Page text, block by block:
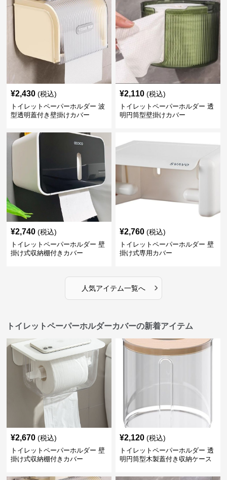
¥2,430 (税込)
トイレットペーパーホルダー 波
型透明蓋付き壁掛けカバー
¥2,110 (税込)
トイレットペーパーホルダー 透
明円筒型壁掛けカバー
¥2,740 (税込)
トイレットペーパーホルダー 壁
掛け式収納棚付きカバー
¥2,760 (税込)
トイレットペーパーホルダー 壁
掛け式専用カバー
人気アイテム一覧へ ›
トイレットペーパーホルダーカバーの新着アイテム
¥2,670 (税込)
トイレットペーパーホルダー 壁
掛け式収納棚付きカバー
¥2,120 (税込)
トイレットペーパーホルダー 透
明円筒型木製蓋付き収納ケース